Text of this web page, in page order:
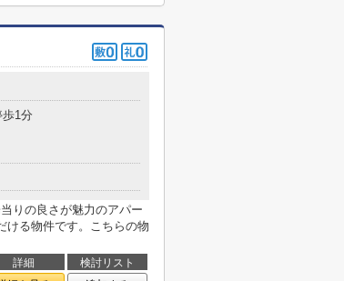
1分
りの良さが魅力のアパー
ける物件です。こちらの物
詳細
検討リスト